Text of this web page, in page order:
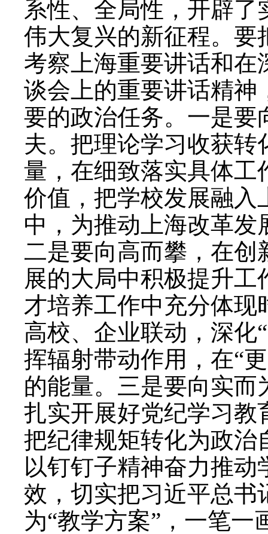
系性、全局性，开辟
伟大复兴的新征程。要
考察上海重要讲话和在
谈会上的重要讲话精神
要的政治任务。一是要
夫。把理论学习收获
量，在细致落实具体工
价值，把学校发展融入
中，为推动上海改革
二是要向高而攀，在创
展的大局中积极提升
才培养工作中充分体
高校、企业联动，深化
挥辐射带动作用，在“
的能量。三是要向实
扎实开展好党纪学习教
把纪律规矩转化为政治
以钉钉子精神奋力推
效，切实把习近平总书
为“教学方案”，一笔一